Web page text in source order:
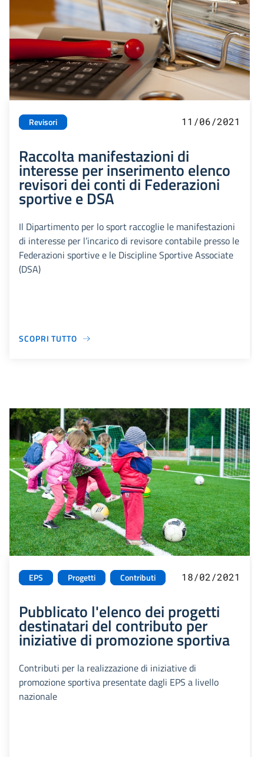
Revisori 11/06/2021
Raccolta manifestazioni di
interesse per inserimento elenco
revisori dei conti di Federazioni
sportive e DSA
Il Dipartimento per lo sport raccoglie le manifestazioni
di interesse per l’incarico di revisore contabile presso le
Federazioni sportive e le Discipline Sportive Associate
(DSA)
SCOPRI TUTTO
EPS Progetti Contributi 18/02/2021
Pubblicato l'elenco dei progetti
destinatari del contributo per
iniziative di promozione sportiva
Contributi per la realizzazione di iniziative di
promozione sportiva presentate dagli EPS a livello
nazionale